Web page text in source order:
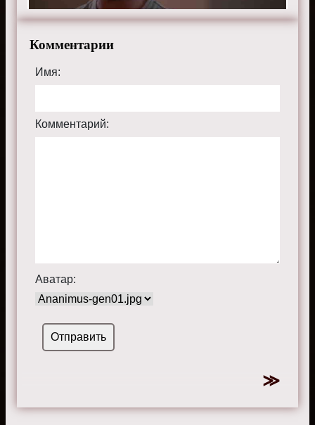
Комментарии
Имя:
Комментарий:
Аватар: